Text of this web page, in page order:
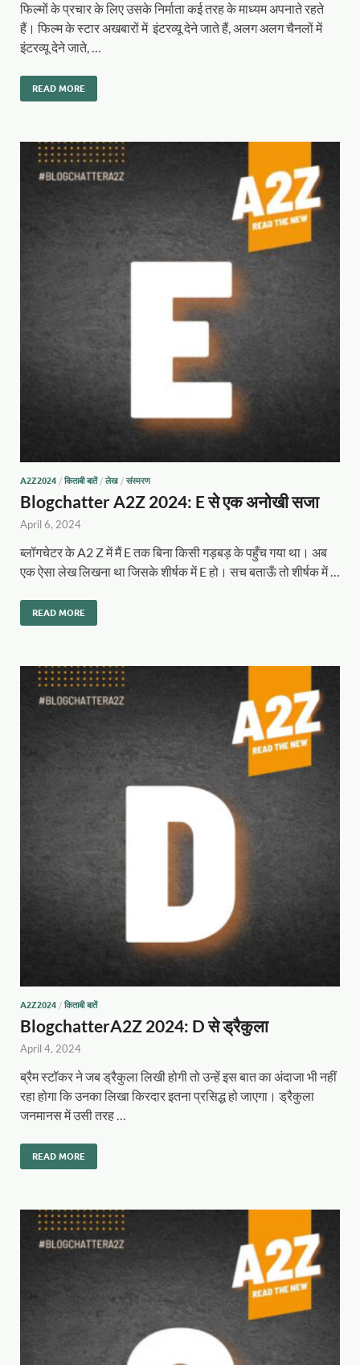
फिल्मों के प्रचार के लिए उसके निर्माता कई तरह के माध्यम अपनाते रहते
हैं। फिल्म के स्टार अखबारों में इंटरव्यू देने जाते हैं, अलग अलग चैनलों में
इंटरव्यू देने जाते, …
READ MORE
A2Z2024 / किताबी बातें/ लेख/ संस्मरण
Blogchatter A2Z 2024: E से एक अनोखी सजा
April 6, 2024
ब्लॉगचेटर के A2 Z में मैं E तक बिना किसी गड़बड़ के पहुँच गया था। अब
एक ऐसा लेख लिखना था जिसके शीर्षक में E हो। सच बताऊँ तो शीर्षक में …
READ MORE
A2Z2024 / किताबी बातें
BlogchatterA2Z 2024: D से ड्रैकुला
April 4, 2024
ब्रैम स्टॉकर ने जब ड्रैकुला लिखी होगी तो उन्हें इस बात का अंदाजा भी नहीं
रहा होगा कि उनका लिखा किरदार इतना प्रसिद्ध हो जाएगा। ड्रैकुला
जनमानस में उसी तरह …
READ MORE